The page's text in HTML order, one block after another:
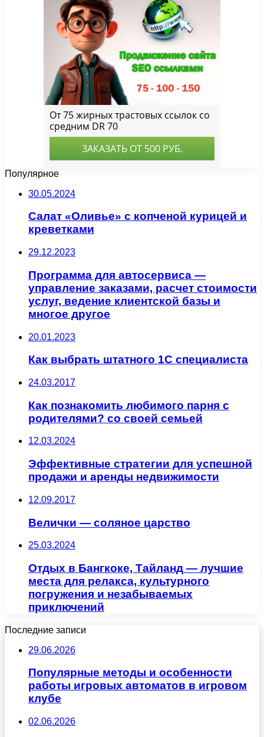
Популярное
30.05.2024
Салат «Оливье» с копченой курицей и
креветками
29.12.2023
Программа для автосервиса —
управление заказами, расчет стоимости
услуг, ведение клиентской базы и
многое другое
20.01.2023
Как выбрать штатного 1С специалиста
24.03.2017
Как познакомить любимого парня с
родителями? со своей семьей
12.03.2024
Эффективные стратегии для успешной
продажи и аренды недвижимости
12.09.2017
Велички — соляное царство
25.03.2024
Отдых в Бангкоке, Тайланд — лучшие
места для релакса, культурного
погружения и незабываемых
приключений
Последние записи
29.06.2026
Популярные методы и особенности
работы игровых автоматов в игровом
клубе
02.06.2026